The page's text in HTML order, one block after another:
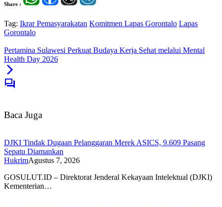
Share :
Tag: Ikrar Pemasyarakatan Komitmen Lapas Gorontalo Lapas
Gorontalo
Pertamina Sulawesi Perkuat Budaya Kerja Sehat melalui Mental
Health Day 2026
Baca Juga
DJKI Tindak Dugaan Pelanggaran Merek ASICS, 9.609 Pasang
Sepatu Diamankan
HukrimAgustus 7, 2026
GOSULUT.ID – Direktorat Jenderal Kekayaan Intelektual (DJKI)
Kementerian…